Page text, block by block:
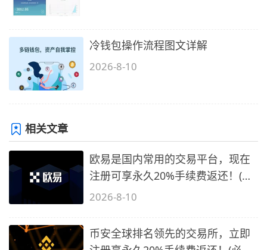
冷钱包操作流程图文详解
2026-8-10
相关文章
欧易是国内常用的交易平台，现在
注册可享永久20%手续费返还！(必
备1)
2026-8-10
币安全球排名领先的交易所，立即